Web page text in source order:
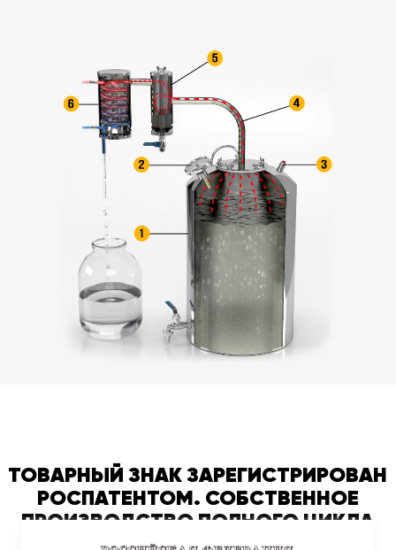
ТОВАРНЫЙ ЗНАК ЗАРЕГИСТРИРОВАН
РОСПАТЕНТОМ. СОБСТВЕННОЕ
ПРОИЗВОДСТВО ПОЛНОГО ЦИКЛА